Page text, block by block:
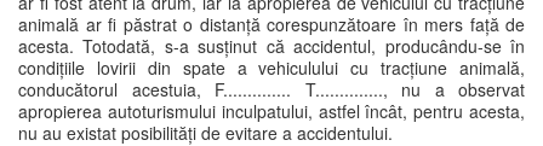
animală ar fi păstrat o distanță corespunzătoare în mers față de
acesta. Totodată, s-a susținut că accidentul, producându-se în
condițiile lovirii din spate a vehiculului cu tracțiune animală,
conducătorul acestuia, F.............. T.............., nu a observat
apropierea autoturismului inculpatului, astfel încât, pentru acesta,
nu au existat posibilități de evitare a accidentului.